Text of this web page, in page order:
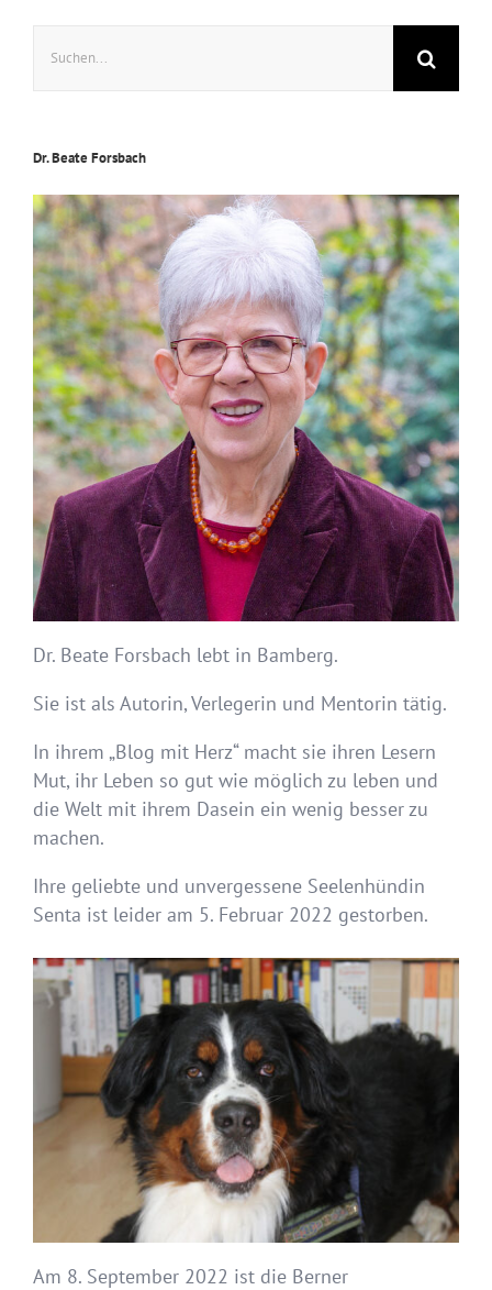
nach:
Dr. Beate Forsbach
Dr. Beate Forsbach lebt in Bamberg.
Sie ist als Autorin, Verlegerin und Mentorin tätig.
In ihrem „Blog mit Herz“ macht sie ihren Lesern
Mut, ihr Leben so gut wie möglich zu leben und
die Welt mit ihrem Dasein ein wenig besser zu
machen.
Ihre geliebte und unvergessene Seelenhündin
Senta ist leider am 5. Februar 2022 gestorben.
Am 8. September 2022 ist die Berner